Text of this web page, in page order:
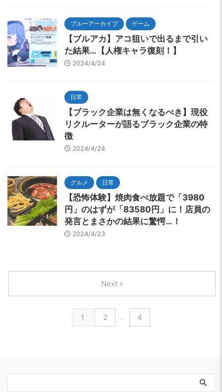
ブルーアーカイブ ゲーム
【ブルアカ】アコ狙いで出るまで引い
た結果…【人権キャラ復刻！】
2024/4/24
日常
【ブラック企業は無くなるべき】現役
リクルーターが語るブラック企業の特
徴
2024/4/24
グルメ 日常
【恐怖体験】焼肉食べ放題で「3980
円」のはずが「83580円」に！店員の
発言とまさかの結果に驚愕…！
2024/4/23
1 2 … 4
Next »